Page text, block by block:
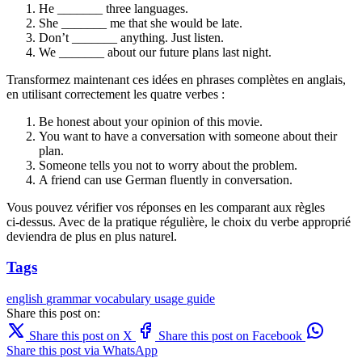
He _______ three languages.
She _______ me that she would be late.
Don’t _______ anything. Just listen.
We _______ about our future plans last night.
Transformez maintenant ces idées en phrases complètes en anglais,
en utilisant correctement les quatre verbes :
Be honest about your opinion of this movie.
You want to have a conversation with someone about their
plan.
Someone tells you not to worry about the problem.
A friend can use German fluently in conversation.
Vous pouvez vérifier vos réponses en les comparant aux règles
ci‑dessus. Avec de la pratique régulière, le choix du verbe approprié
deviendra de plus en plus naturel.
Tags
english grammarvocabulary usage guide
Share this post on:
Share this post on X
Share this post on Facebook
Share this post via WhatsApp